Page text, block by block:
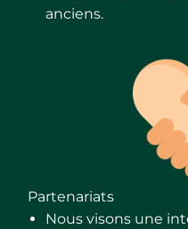
anciens.
Partenariats
Nous visons une